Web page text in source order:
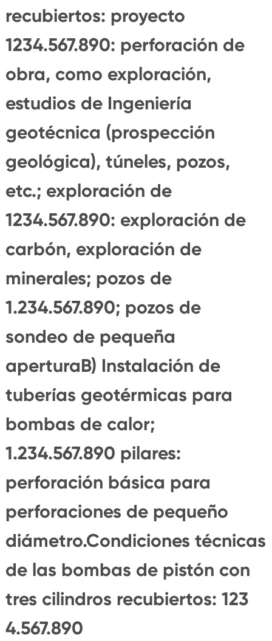
recubiertos: proyecto
1234.567.890: perforación de
obra, como exploración,
estudios de Ingeniería
geotécnica (prospección
geológica), túneles, pozos,
etc.; exploración de
1234.567.890: exploración de
carbón, exploración de
minerales; pozos de
1.234.567.890; pozos de
sondeo de pequeña
aperturaB) Instalación de
tuberías geotérmicas para
bombas de calor;
1.234.567.890 pilares:
perforación básica para
perforaciones de pequeño
diámetro.Condiciones técnicas
de las bombas de pistón con
tres cilindros recubiertos: 123
4.567.890